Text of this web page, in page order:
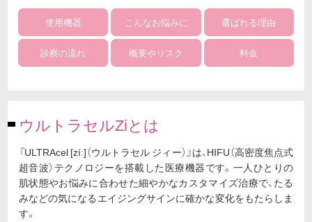
使用機器 こんなお悩みに 選ばれる理由
診察の流れ 概要やリスク 料金
ウルトラセルZiとは
『ULTRAcel [zíː]（ウルトラセル ジィー）』は、HIFU（高密度焦点式
超音波）テクノロジーを搭載した医療機器です。一人ひとりの
肌状態やお悩みに合わせた細やかなカスタマイズ治療で、たる
みなどの気になるエイジングサインに確かな変化をもたらしま
す。